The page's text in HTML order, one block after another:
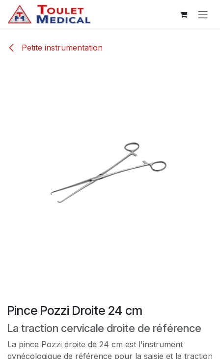
Se rendre au contenu
Petite instrumentation
Pince Pozzi Droite 24 cm
La traction cervicale droite de référence
La pince Pozzi droite de 24 cm est l'instrument
gynécologique de référence pour la saisie et la traction